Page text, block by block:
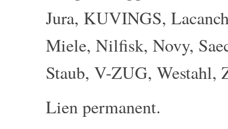
Jura, KUVINGS,
Miele, Nilfisk, Novy,
Staub, V-ZUG, Westahl,
Lien permanent.